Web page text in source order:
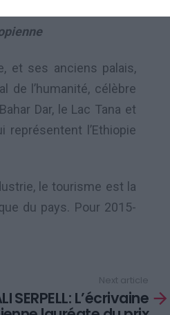
et ses anciens palais,
de l’humanité, célèbre
Dar, le Lac Tana et
l’Ethiopie
le tourisme est la
du pays. Pour 2015-
Next article
SERPELL: L’écrivaine